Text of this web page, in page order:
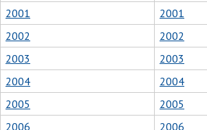
2001
2001
2002
2002
2003
2003
2004
2004
2005
2005
2006
2006